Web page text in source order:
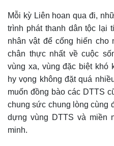
Mỗi kỳ Liên hoan qua đi,
trình phát thanh dân tộc lại
nhân vật để cống hiến cho
chân thực nhất về cuộc
vùng xa, vùng đặc biệt khó
hy vọng không đặt quá
muốn đồng bào các DTTS
chung sức chung lòng cùng
dựng vùng DTTS và miền
minh.